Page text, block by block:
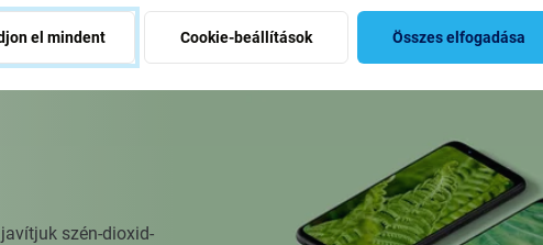
szén-dioxid-
el mindent Cookie-beállítások Összes elfogadása